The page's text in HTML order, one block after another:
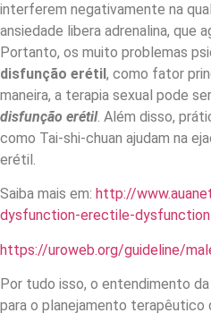
interferem negativamente na
ansiedade libera adrenalina, que
Portanto, os muito problemas
disfunção erétil, como fator
maneira, a terapia sexual pode
disfunção erétil. Além disso,
como Tai-shi-chuan ajudam na
erétil.
Saiba mais em: http://
dysfunction-erectile-
https://uroweb.org/guideline/
Por tudo isso, o entendimento
para o planejamento terapêutico